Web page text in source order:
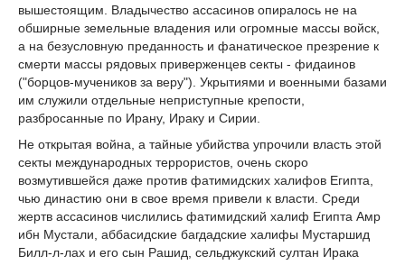
вышестоящим. Владычество ассасинов опиралось не на
обширные земельные владения или огромные массы войск,
а на безусловную преданность и фанатическое презрение к
смерти массы рядовых приверженцев секты - фидаинов
("борцов-мучеников за веру"). Укрытиями и военными базами
им служили отдельные неприступные крепости,
разбросанные по Ирану, Ираку и Сирии.
Не открытая война, а тайные убийства упрочили власть этой
секты международных террористов, очень скоро
возмутившейся даже против фатимидских халифов Египта,
чью династию они в свое время привели к власти. Среди
жертв ассасинов числились фатимидский халиф Египта Амр
ибн Мустали, аббасидские багдадские халифы Мустаршид
Билл-л-лах и его сын Рашид, сельджукский султан Ирака